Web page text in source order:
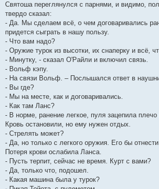
Святоша переглянулся с парнями, и видимо,
твердо сказал:
- Да. Мы сделаем всё, о чем договаривались
придется сыграть в нашу пользу.
- Что вам надо?
- Оружие турок из высотки, их снаперку и всё,
- Минутку, - сказал О'Райли и включил связь.
- Вольф кэпу.
- На связи Вольф. – Послышался ответ в
- Вы где?
- Мы на месте, как и договаривались.
- Как там Ланс?
- В норме, ранение легкое, пуля зацепила
Кровь остановили, но ему нужен отдых.
- Стрелять может?
- Да, но только с легкого оружия. Его бы
Потеря крови ослабила Ланса.
- Пусть терпит, сейчас не время. Курт с вами?
- Да, только что, подошел.
- Какая машина была у турок?